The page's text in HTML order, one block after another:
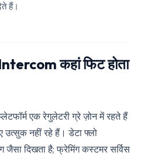
हैं।
कहां फिट होता
एक रेगुलेटरी ग्रे ज़ोन में रहते हैं
उत्सुक नहीं रहे हैं। डेटा फ्लो
जैसा दिखता है; फ्रेमिंग कस्टमर सर्विस